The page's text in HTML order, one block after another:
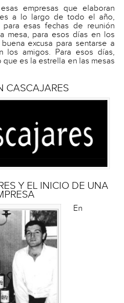
empresas que elaboran
a lo largo de todo el año,
esas fechas de reunión
mesa, para esos días en los
excusa para sentarse a
los amigos. Para esos días,
es la estrella en las mesas
CASCAJARES
Y EL INICIO DE UNA
En